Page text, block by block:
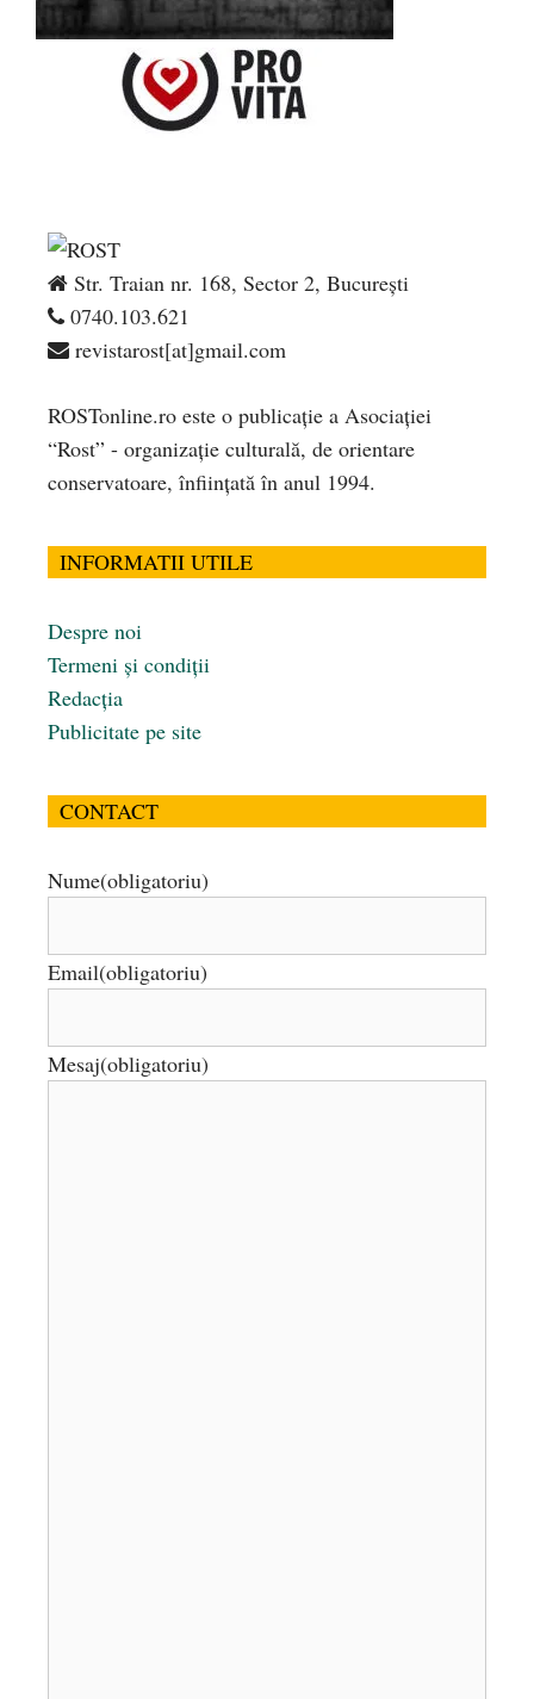
Str. Traian nr. 168, Sector 2, București
0740.103.621
revistarost[at]gmail.com
ROSTonline.ro este o publicaţie a Asociaţiei
“Rost” - organizaţie culturală, de orientare
conservatoare, înfiinţată în anul 1994.
INFORMATII UTILE
Despre noi
Termeni și condiții
Redacția
Publicitate pe site
CONTACT
Nume(obligatoriu)
Email(obligatoriu)
Mesaj(obligatoriu)